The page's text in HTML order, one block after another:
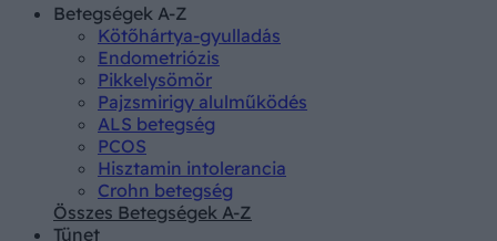
Betegségek A-Z
Kötőhártya-gyulladás
Endometriózis
Pikkelysömör
Pajzsmirigy alulműködés
ALS betegség
PCOS
Hisztamin intolerancia
Crohn betegség
Összes Betegségek A-Z
Tünet